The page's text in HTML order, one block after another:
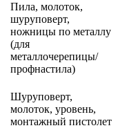
Пила, молоток,
шуруповерт,
ножницы по металлу
(для
металлочерепицы/
профнастила)
Шуруповерт,
молоток, уровень,
монтажный пистолет